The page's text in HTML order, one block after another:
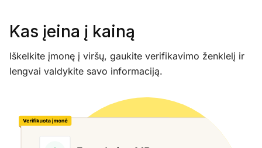
Kas įeina į kainą
Iškelkite įmonę į viršų, gaukite verifikavimo ženklelį ir
lengvai valdykite savo informaciją.